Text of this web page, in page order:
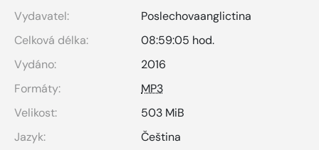
Vydavatel:
Poslechovaanglictina
Celková délka:
08:59:05 hod.
Vydáno:
2016
Formáty:
MP3
Velikost:
503 MiB
Jazyk:
Čeština